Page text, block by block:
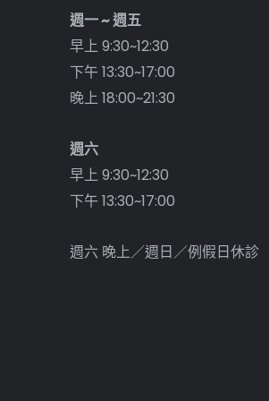
週一 ~ 週五
早上 9:30~12:30
下午 13:30~17:00
晚上 18:00~21:30
週六
早上 9:30~12:30
下午 13:30~17:00
週六 晚上／週日／例假日休診